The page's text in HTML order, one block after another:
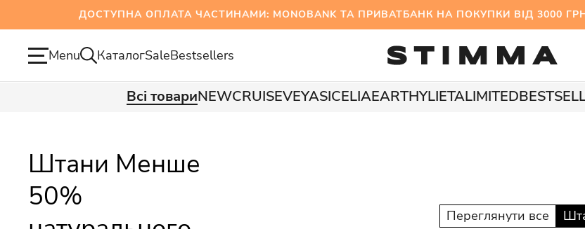
ДОСТУПНА ОПЛАТА ЧАСТИНАМИ: MONOBANK ТА ПРИВАТБАНК НА ПОКУПКИ ВІД
Menu КаталогSaleBestsellers
Всі товариNEWCRUISEVEYASICELIAEARTHYLIETALIMITED
Штани Менше
50%
Переглянути все